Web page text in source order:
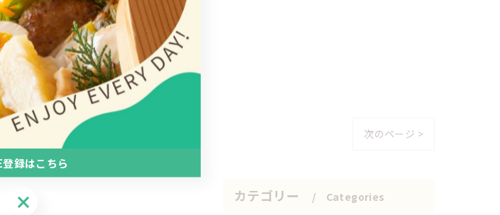
一覧に戻る 次のページ >
カテゴリー Categories
登録はこちら
登録はこちら